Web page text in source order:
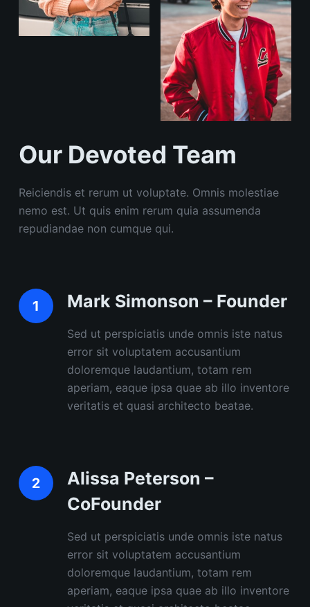
Our Devoted Team
Reiciendis et rerum ut voluptate. Omnis molestiae
nemo est. Ut quis enim rerum quia assumenda
repudiandae non cumque qui.
Mark Simonson – Founder
Sed ut perspiciatis unde omnis iste natus
error sit voluptatem accusantium
doloremque laudantium, totam rem
aperiam, eaque ipsa quae ab illo inventore
veritatis et quasi architecto beatae.
Alissa Peterson –
CoFounder
Sed ut perspiciatis unde omnis iste natus
error sit voluptatem accusantium
doloremque laudantium, totam rem
aperiam, eaque ipsa quae ab illo inventore